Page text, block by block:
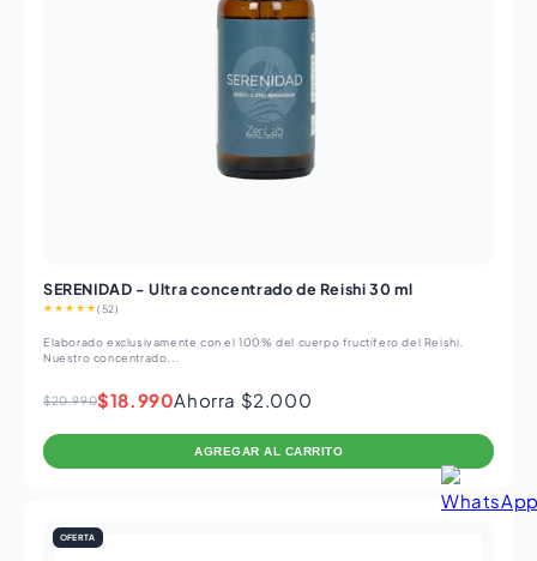
SERENIDAD - Ultra concentrado de Reishi 30 ml
★★★★★(52)
Elaborado exclusivamente con el 100% del cuerpo fructífero del Reishi.
Nuestro concentrado...
$20.990$18.990Ahorra $2.000
AGREGAR AL CARRITO
OFERTA